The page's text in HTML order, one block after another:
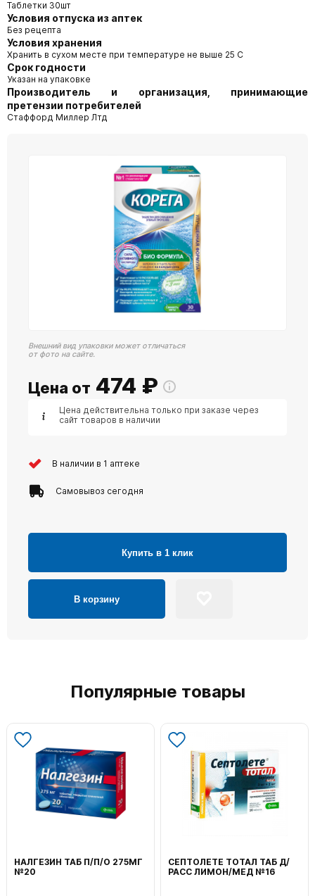
Таблетки 30шт
Условия отпуска из аптек
Без рецепта
Условия хранения
Хранить в сухом месте при температуре не выше 25 С
Срок годности
Указан на упаковке
Производитель и организация, принимающие
претензии потребителей
Стаффорд Миллер Лтд
Внешний вид упаковки может отличаться
от фото на сайте.
Цена от 474 ₽
Цена действительна только при заказе через
сайт товаров в наличии
В наличии в 1 аптеке
Самовывоз сегодня
Купить в 1 клик
В корзину
Популярные товары
НАЛГЕЗИН ТАБ П/П/О 275МГ
№20
СЕПТОЛЕТЕ ТОТАЛ ТАБ Д/
РАСС ЛИМОН/МЕД №16